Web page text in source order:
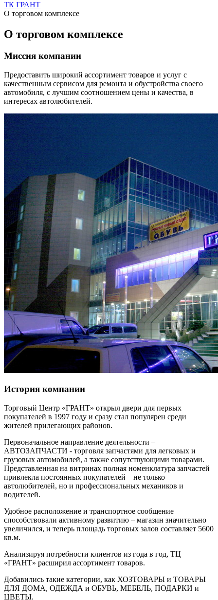
ТК ГРАНТ
О торговом комплексе
О торговом комплексе
Миссия компании
Предоставить широкий ассортимент товаров и услуг с
качественным сервисом для ремонта и обустройства своего
автомобиля, с лучшим соотношением цены и качества, в
интересах автолюбителей.
История компании
Торговый Центр «ГРАНТ» открыл двери для первых
покупателей в 1997 году и сразу стал популярен среди
жителей прилегающих районов.
Первоначальное направление деятельности –
АВТОЗАПЧАСТИ - торговля запчастями для легковых и
грузовых автомобилей, а также сопутствующими товарами.
Представленная на витринах полная номенклатура запчастей
привлекла постоянных покупателей – не только
автолюбителей, но и профессиональных механиков и
водителей.
Удобное расположение и транспортное сообщение
способствовали активному развитию – магазин значительно
увеличился, и теперь площадь торговых залов составляет 5600
кв.м.
Анализируя потребности клиентов из года в год, ТЦ
«ГРАНТ» расширил ассортимент товаров.
Добавились такие категории, как ХОЗТОВАРЫ и ТОВАРЫ
ДЛЯ ДОМА, ОДЕЖДА и ОБУВЬ, МЕБЕЛЬ, ПОДАРКИ и
ЦВЕТЫ.